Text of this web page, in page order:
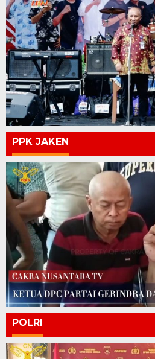
PPK JAKEN
POLRI